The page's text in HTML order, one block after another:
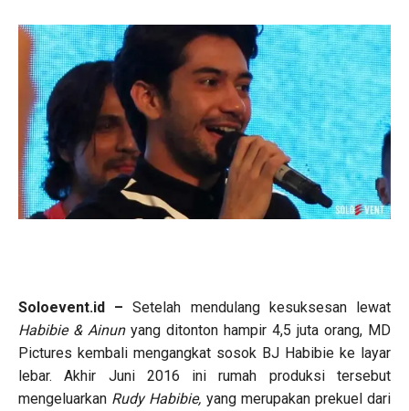
Soloevent.id – Setelah mendulang kesuksesan lewat
Habibie & Ainun yang ditonton hampir 4,5 juta orang, MD
Pictures kembali mengangkat sosok BJ Habibie ke layar
lebar. Akhir Juni 2016 ini rumah produksi tersebut
mengeluarkan Rudy Habibie, yang merupakan prekuel dari